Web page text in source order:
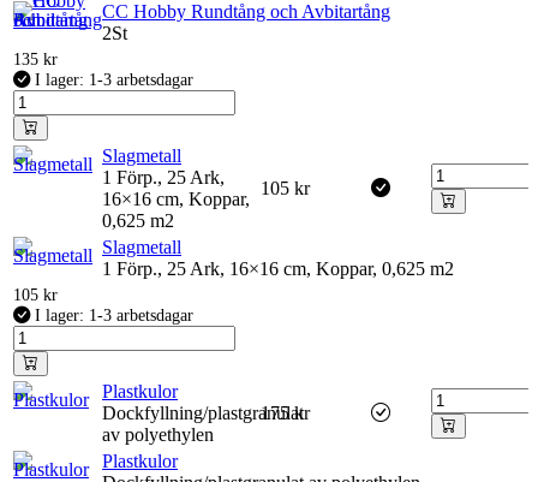
CC Hobby Rundtång och Avbitartång
2St
135 kr
I lager: 1-3 arbetsdagar
Slagmetall
1 Förp., 25 Ark,
16×16 cm, Koppar,
0,625 m2
105 kr
Slagmetall
1 Förp., 25 Ark, 16×16 cm, Koppar, 0,625 m2
105 kr
I lager: 1-3 arbetsdagar
Plastkulor
Dockfyllning/plastgranulat
av polyethylen
175kr
Plastkulor